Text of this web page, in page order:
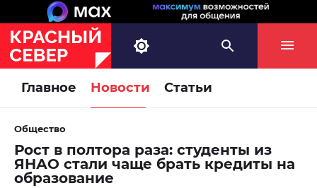
Главное Новости Статьи
Общество
Рост в полтора раза: студенты из
ЯНАО стали чаще брать кредиты на
образование